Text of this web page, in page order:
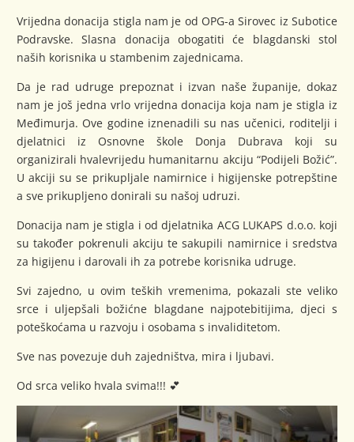
Vrijedna donacija stigla nam je od OPG-a Sirovec iz Subotice
Podravske. Slasna donacija obogatiti će blagdanski stol
naših korisnika u stambenim zajednicama.
Da je rad udruge prepoznat i izvan naše županije, dokaz
nam je još jedna vrlo vrijedna donacija koja nam je stigla iz
Međimurja. Ove godine iznenadili su nas učenici, roditelji i
djelatnici iz Osnovne škole Donja Dubrava koji su
organizirali hvalevrijedu humanitarnu akciju “Podijeli Božić”.
U akciji su se prikupljale namirnice i higijenske potrepštine
a sve prikupljeno donirali su našoj udruzi.
Donacija nam je stigla i od djelatnika ACG LUKAPS d.o.o. koji
su također pokrenuli akciju te sakupili namirnice i sredstva
za higijenu i darovali ih za potrebe korisnika udruge.
Svi zajedno, u ovim teških vremenima, pokazali ste veliko
srce i uljepšali božićne blagdane najpotebitijima, djeci s
poteškoćama u razvoju i osobama s invaliditetom.
Sve nas povezuje duh zajedništva, mira i ljubavi.
Od srca veliko hvala svima!!! 💕